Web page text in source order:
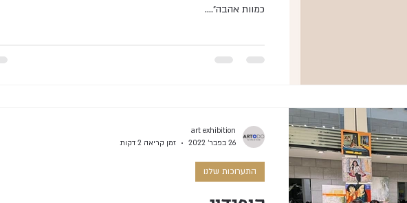
כמוות אהבה״....
התערוכות שלנו
art exhibition
26 בפבר׳ 2022
זמן קריאה 2 דקות